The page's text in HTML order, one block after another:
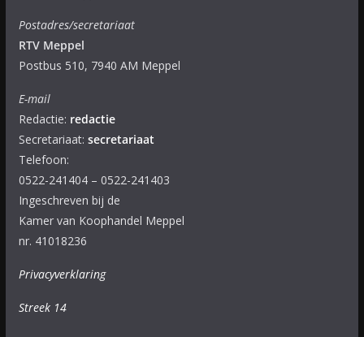
Postadres/secretariaat
RTV Meppel
Postbus 510, 7940 AM Meppel
E-mail
Redactie: redactie
Secretariaat: secretariaat
Telefoon:
0522-241404 – 0522-241403
Ingeschreven bij de
Kamer van Koophandel Meppel
nr. 41018236
Privacyverklaring
Streek 14